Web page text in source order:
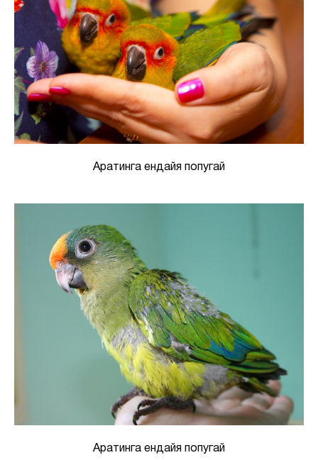
Аратинга ендайя попугай
Аратинга ендайя попугай